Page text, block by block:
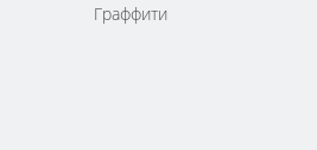
Граффити